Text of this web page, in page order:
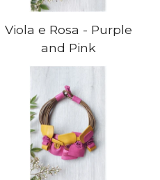
Viola e Rosa - Purple
and Pink